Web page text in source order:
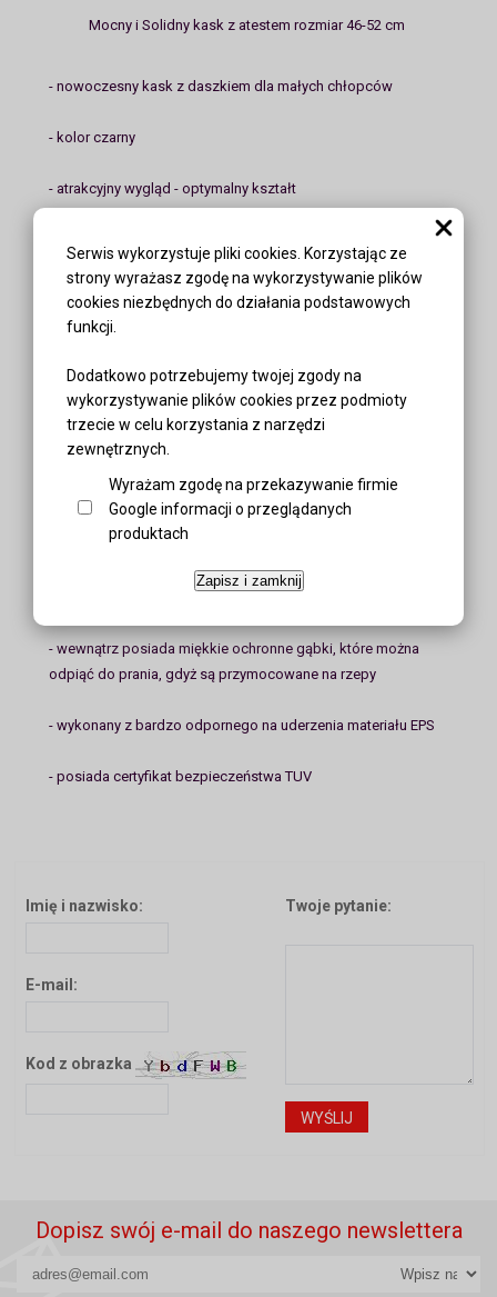
Serwis wykorzystuje pliki cookies. Korzystając ze
strony wyrażasz zgodę na wykorzystywanie plików
cookies niezbędnych do działania podstawowych
funkcji.
Dodatkowo potrzebujemy twojej zgody na
wykorzystywanie plików cookies przez podmioty
trzecie w celu korzystania z narzędzi
zewnętrznych.
Wyrażam zgodę na przekazywanie firmie
Google informacji o przeglądanych
produktach
Zapisz i zamknij
Mocny i Solidny kask z atestem rozmiar 46-52 cm
- nowoczesny kask z daszkiem dla małych chłopców
- kolor czarny
- atrakcyjny wygląd - optymalny kształt
- kask dziecięcy posiada regulowany za pomocą pokrętła
obwód, aby kompleksowo dopasować go do głowy dziecka
- pokrętło znajduje się z tyłu kasku i rodzic może dopasować
obwód opaski bez konieczności zdejmowania kasku z głowy
dziecka
szybko złączkę
- zaopatrzony w 11 otworów wentylujących
- wewnątrz posiada miękkie ochronne gąbki, które można
odpiąć do prania, gdyż są przymocowane na rzepy
- wykonany z bardzo odpornego na uderzenia materiału EPS
- posiada certyfikat bezpieczeństwa TUV
Imię i nazwisko:
E-mail:
Kod z obrazka
Twoje pytanie:
Dopisz swój e-mail do naszego newslettera